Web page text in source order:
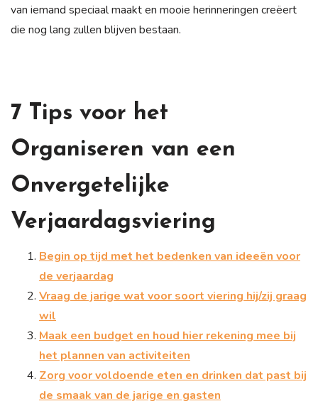
van iemand speciaal maakt en mooie herinneringen creëert
die nog lang zullen blijven bestaan.
7 Tips voor het
Organiseren van een
Onvergetelijke
Verjaardagsviering
Begin op tijd met het bedenken van ideeën voor
de verjaardag
Vraag de jarige wat voor soort viering hij/zij graag
wil
Maak een budget en houd hier rekening mee bij
het plannen van activiteiten
Zorg voor voldoende eten en drinken dat past bij
de smaak van de jarige en gasten